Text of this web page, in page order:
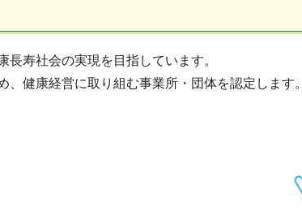
寿社会の実現を目指しています。
健康経営に取り組む事業所・団体を認定します。